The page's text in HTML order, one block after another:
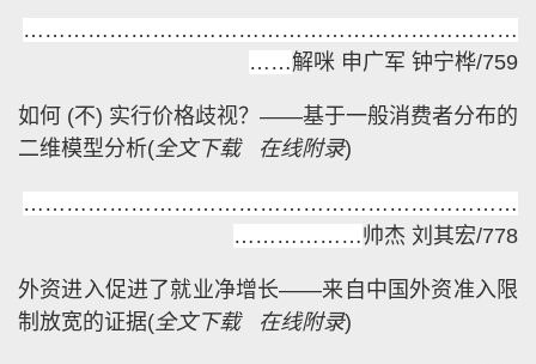
……………………………………………………………
……解咪 申广军 钟宁桦/759
如何 (不) 实行价格歧视？——基于一般消费者分布的
二维模型分析(全文下载 在线附录)
……………………………………………………………
………………帅杰 刘其宏/778
外资进入促进了就业净增长——来自中国外资准入限
制放宽的证据(全文下载 在线附录)